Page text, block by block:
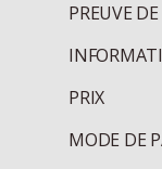
PREUVE
PRIX
MODE DE